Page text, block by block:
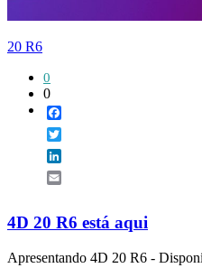
20 R6
0
0
4D 20 R6 está aqui
Apresentando 4D 20 R6 -